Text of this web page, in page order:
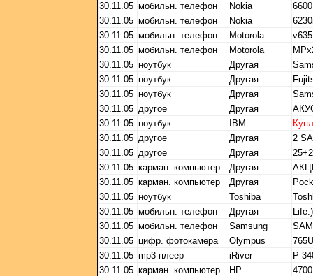
30.11.05 мобильн. телефон Nokia
30.11.05 мобильн. телефон Nokia
30.11.05 мобильн. телефон Motorola
v635
30.11.05 мобильн. телефон Motorola
30.11.05 ноутбук Другая
30.11.05 ноутбук Другая
30.11.05 ноутбук Другая
30.11.05 другое Другая
30.11.05 ноутбук IBM
30.11.05 другое Другая
2
30.11.05 другое Другая
30.11.05 карман. компьютер Другая
30.11.05 карман. компьютер Другая
30.11.05 ноутбук Toshiba
30.11.05 мобильн. телефон Другая
30.11.05 мобильн. телефон Samsung
30.11.05 цифр. фотокамера Olympus
30.11.05 mp3-плеер iRiver
Р-
30.11.05 карман. компьютер HP